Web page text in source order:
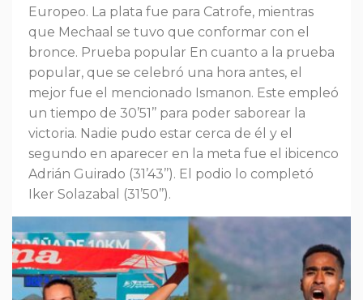
Europeo. La plata fue para Catrofe, mientras
que Mechaal se tuvo que conformar con el
bronce. Prueba popular En cuanto a la prueba
popular, que se celebró una hora antes, el
mejor fue el mencionado Ismanon. Este empleó
un tiempo de 30’51’’ para poder saborear la
victoria. Nadie pudo estar cerca de él y el
segundo en aparecer en la meta fue el ibicenco
Adrián Guirado (31’43’’). El podio lo completó
Iker Solazabal (31’50’’).